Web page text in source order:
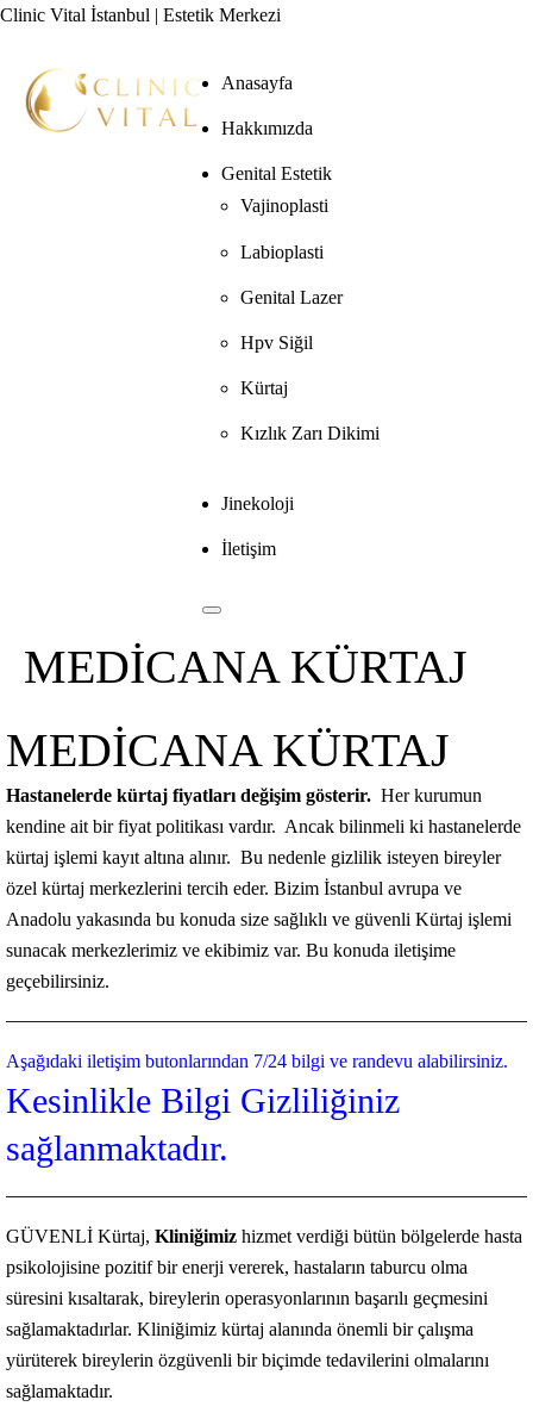
Clinic Vital İstanbul | Estetik Merkezi
Anasayfa
Hakkımızda
Genital Estetik
Vajinoplasti
Labioplasti
Genital Lazer
Hpv Siğil
Kürtaj
Kızlık Zarı Dikimi
Jinekoloji
İletişim
MEDİCANA KÜRTAJ
MEDİCANA KÜRTAJ
Hastanelerde kürtaj fiyatları değişim gösterir. Her kurumun
kendine ait bir fiyat politikası vardır. Ancak bilinmeli ki hastanelerde
kürtaj işlemi kayıt altına alınır. Bu nedenle gizlilik isteyen bireyler
özel kürtaj merkezlerini tercih eder. Bizim İstanbul avrupa ve
Anadolu yakasında bu konuda size sağlıklı ve güvenli Kürtaj işlemi
sunacak merkezlerimiz ve ekibimiz var. Bu konuda iletişime
geçebilirsiniz.
Aşağıdaki iletişim butonlarından 7/24 bilgi ve randevu alabilirsiniz.
Kesinlikle Bilgi Gizliliğiniz
sağlanmaktadır.
GÜVENLİ Kürtaj, Kliniğimiz hizmet verdiği bütün bölgelerde hasta
psikolojisine pozitif bir enerji vererek, hastaların taburcu olma
süresini kısaltarak, bireylerin operasyonlarının başarılı geçmesini
sağlamaktadırlar. Kliniğimiz kürtaj alanında önemli bir çalışma
yürüterek bireylerin özgüvenli bir biçimde tedavilerini olmalarını
sağlamaktadır.